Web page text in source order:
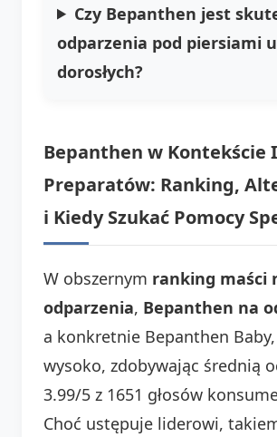
Czy Bepanthen jest
odparzenia pod piersiami u
dorosłych?
Bepanthen w Kontekście
Preparatów: Ranking,
i Kiedy Szukać Pomocy
W obszernym ranking maści
odparzenia, Bepanthen na
a konkretnie Bepanthen
wysoko, zdobywając średnią
3.99/5 z 1651 głosów
Choć ustępuje liderowi,